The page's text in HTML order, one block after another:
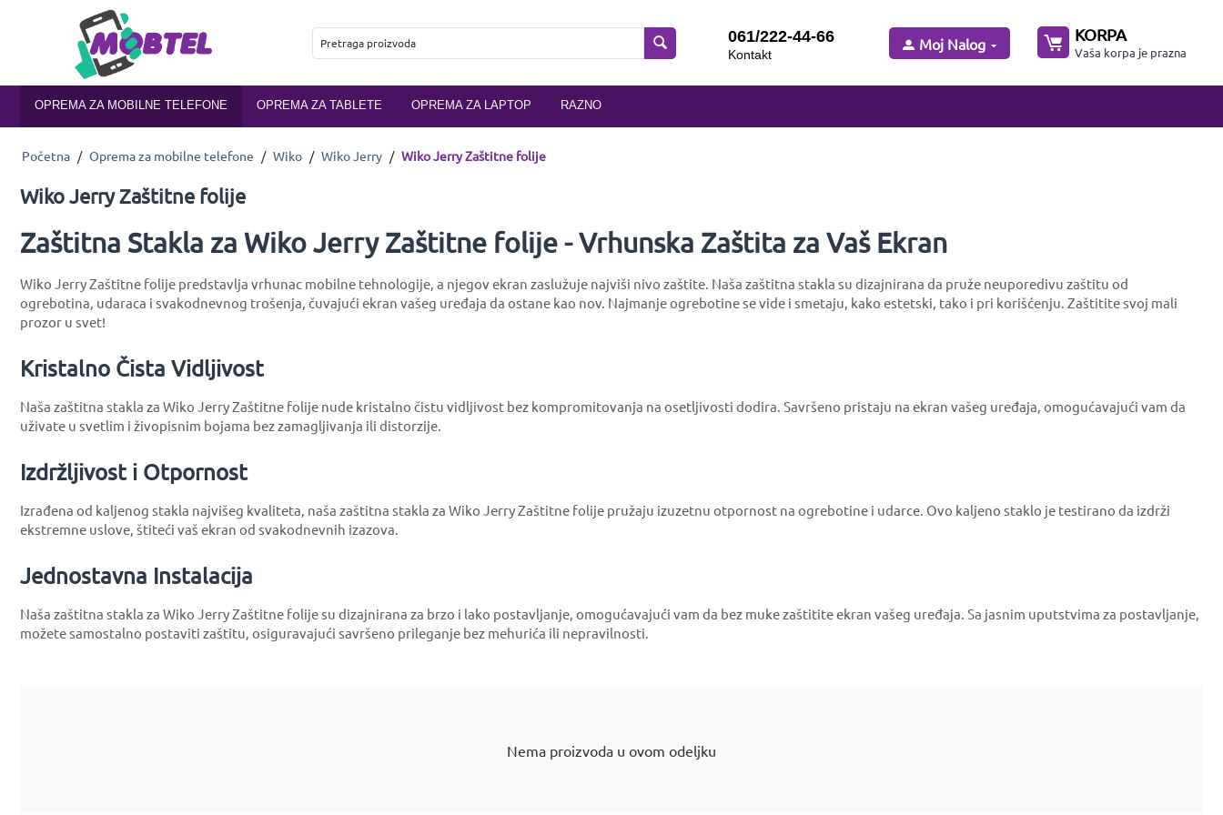
061/222-44-66
Kontakt
Moj Nalog KORPA
Vaša korpa je prazna
OPREMA ZA MOBILNE TELEFONE OPREMA ZA TABLETE OPREMA ZA LAPTOP RAZNO
Početna / Oprema za mobilne telefone / Wiko / Wiko Jerry / Wiko Jerry Zaštitne folije
Wiko Jerry Zaštitne folije
Zaštitna Stakla za Wiko Jerry Zaštitne folije - Vrhunska Zaštita za Vaš Ekran
Wiko Jerry Zaštitne folije predstavlja vrhunac mobilne tehnologije, a njegov ekran zaslužuje najviši nivo zaštite. Naša zaštitna stakla su dizajnirana da pruže neuporedivu zaštitu od
ogrebotina, udaraca i svakodnevnog trošenja, čuvajući ekran vašeg uređaja da ostane kao nov. Najmanje ogrebotine se vide i smetaju, kako estetski, tako i pri korišćenju. Zaštitite svoj mali
prozor u svet!
Kristalno Čista Vidljivost
Naša zaštitna stakla za Wiko Jerry Zaštitne folije nude kristalno čistu vidljivost bez kompromitovanja na osetljivosti dodira. Savršeno pristaju na ekran vašeg uređaja, omogućavajući vam da
uživate u svetlim i živopisnim bojama bez zamagljivanja ili distorzije.
Izdržljivost i Otpornost
Izrađena od kaljenog stakla najvišeg kvaliteta, naša zaštitna stakla za Wiko Jerry Zaštitne folije pružaju izuzetnu otpornost na ogrebotine i udarce. Ovo kaljeno staklo je testirano da izdrži
ekstremne uslove, štiteći vaš ekran od svakodnevnih izazova.
Jednostavna Instalacija
Naša zaštitna stakla za Wiko Jerry Zaštitne folije su dizajnirana za brzo i lako postavljanje, omogućavajući vam da bez muke zaštitite ekran vašeg uređaja. Sa jasnim uputstvima za postavljanje,
možete samostalno postaviti zaštitu, osiguravajući savršeno prileganje bez mehurića ili nepravilnosti.
Nema proizvoda u ovom odeljku